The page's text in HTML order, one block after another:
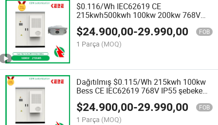
$0.116/Wh IEC62619 CE
215kwh500kwh 100kw 200kw 768V
Dokunmatik LCD Ekran Güneş Enerjisi
LiFePO4 Batarya Endüstriyel ve Ticari
Enerji Depolama Sistemi
$24.900,00-29.990,00 FOB
1 Parça (MOQ)
Dağıtılmış $0.115/Wh 215kwh 100kw
Bess CE IEC62619 768V IP55 şebeke
dışı Lityum-Ion Pil Dokunmatik LCD
Ekran Endüstriyel Ticari Enerji
Depolama Güç Sistemi
$24.900,00-29.990,00 FOB
1 Parça (MOQ)